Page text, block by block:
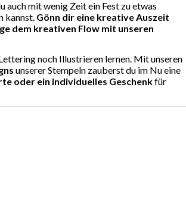
auch mit wenig Zeit ein Fest zu etwas
kannst. Gönn dir eine kreative Auszeit
dem kreativen Flow mit unseren
noch Illustrieren lernen. Mit unseren
unserer Stempeln zauberst du im Nu eine
oder ein individuelles Geschenkfür